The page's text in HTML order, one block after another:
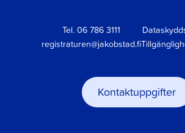
Tel. 06 786 3111
registraturen@jakobstad.fi
Kontaktuppgifter